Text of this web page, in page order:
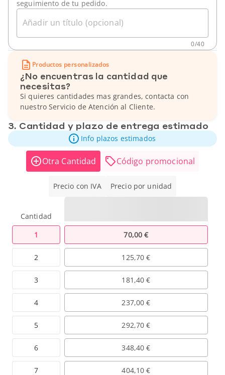
seguimiento de tu pedido.
Añadir un título (opcional)
0/40
Productos personalizados
¿No encuentras la cantidad que
necesitas?
Si quieres cantidades mas grandes, contacta con
nuestro Servicio de Atención al Cliente.
3. Cantidad y plazo de entrega estimado
Info plazos estimados
Otra Cantidad Código promocional
Precio con IVA Precio por unidad
Cantidad
1
2
3
4
5
6
7
70,00 €
125,70 €
181,40 €
237,00 €
292,70 €
348,40 €
404,10 €